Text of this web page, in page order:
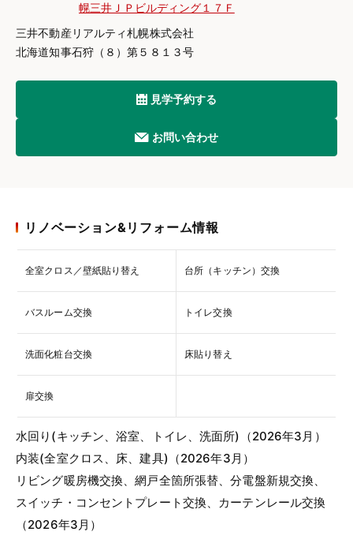
幌三井ＪＰビルディング１７Ｆ
三井不動産リアルティ札幌株式会社
北海道知事石狩（８）第５８１３号
見学予約する
お問い合わせ
リノベーション&リフォーム情報
全室クロス／壁紙貼り替え 台所（キッチン）交換
バスルーム交換 トイレ交換
洗面化粧台交換 床貼り替え
扉交換
水回り(キッチン、浴室、トイレ、洗面所)（2026年3月）
内装(全室クロス、床、建具)（2026年3月）
リビング暖房機交換、網戸全箇所張替、分電盤新規交換、
スイッチ・コンセントプレート交換、カーテンレール交換
（2026年3月）